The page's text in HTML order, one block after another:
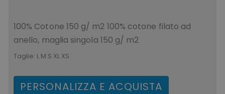
100% Cotone 150 g/ m2 100% cotone filato ad
anello, maglia singola 150 g/ m2
Taglie: L M S XL XS
PERSONALIZZA E ACQUISTA